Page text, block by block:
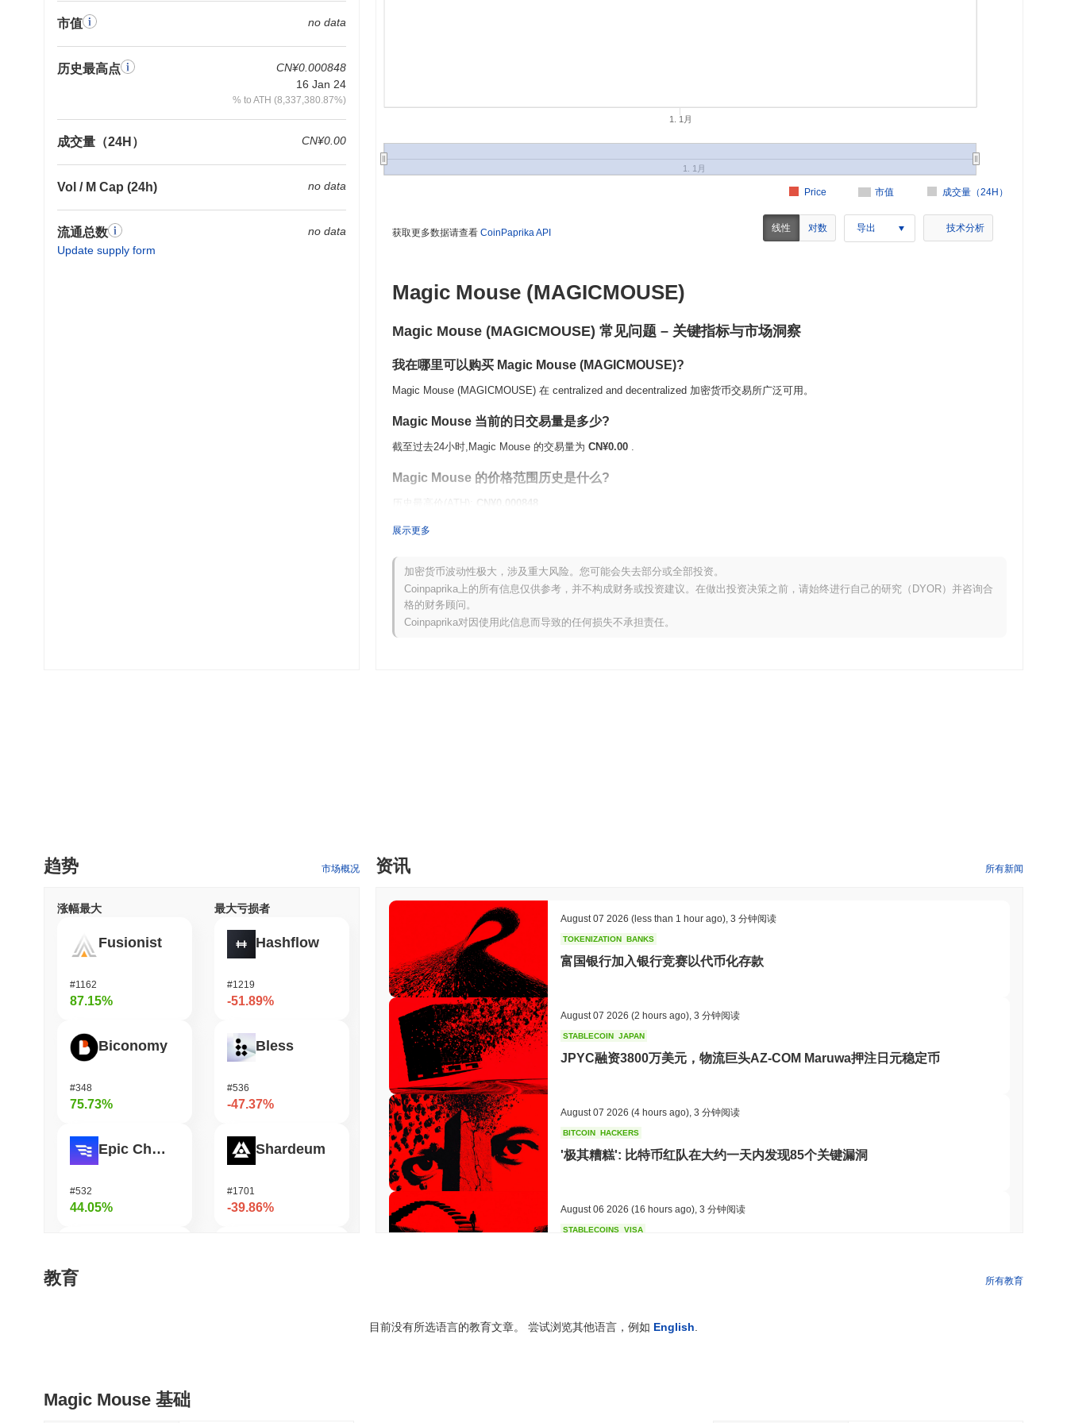
市值 no data
历史最高点
CN¥0.000848
16 Jan 24
% to ATH (8,337,380.87%)
成交量（24H） CN¥0.00
Vol / M Cap (24h) no data
流通总数
Update supply form
no data
市值 成交量（24H）
Price
1. 1月
1. 1月
获取更多数据请查看 CoinPaprika API 线性 对数 导出 技术分析
Magic Mouse (MAGICMOUSE)
Magic Mouse (MAGICMOUSE) 常见问题 – 关键指标与市场洞察
我在哪里可以购买 Magic Mouse (MAGICMOUSE)?
Magic Mouse (MAGICMOUSE) 在 centralized and decentralized 加密货币交易所广泛可用。
Magic Mouse 当前的日交易量是多少?
截至过去24小时,Magic Mouse 的交易量为 CN¥0.00 .
Magic Mouse 的价格范围历史是什么?
历史最高价(ATH):
CN¥0.000848
与更广泛的加密市场相比,Magic Mouse 的表现如何?
在过去7天里,Magic Mouse 上涨了
的价格走势暂时滞后。
展示更多
加密货币波动性极大，涉及重大风险。您可能会失去部分或全部投资。
Coinpaprika上的所有信息仅供参考，并不构成财务或投资建议。在做出投资决策之前，请始终进行自己的研究（DYOR）并咨询合
格的财务顾问。
Coinpaprika对因使用此信息而导致的任何损失不承担责任。
趋势 市场概况
涨幅最大
Fusionist
#1162
87.15%
Biconomy
#348
75.73%
Epic Chain
#532
44.05%
#372
38.51%
最大亏损者
Hashflow
#1219
-51.89%
Bless
#536
-47.37%
Shardeum
#1701
-39.86%
资讯 所有新闻
August 07 2026 (less than 1 hour ago) 3 分钟阅读
TOKENIZATION BANKS
富国银行加入银行竞赛以代币化存款
August 07 2026 (2 hours ago) 3 分钟阅读
STABLECOIN JAPAN
JPYC融资3800万美元，物流巨头AZ-COM Maruwa押注日元稳定币
August 07 2026 (4 hours ago) 3 分钟阅读
BITCOIN HACKERS
'极其糟糕': 比特币红队在大约一天内发现85个关键漏洞
August 06 2026 (16 hours ago) 3 分钟阅读
STABLECOINS VISA
CRYPTO REGULATIONS TRADING
教育 所有教育
目前没有所选语言的教育文章。 尝试浏览其他语言，例如 English
Magic Mouse 基础